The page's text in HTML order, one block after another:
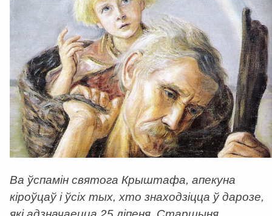
Ва ўспамін святога Крыштафа, апекуна
кіроўцаў і ўсіх тых, хто знаходзіцца ў дарозе,